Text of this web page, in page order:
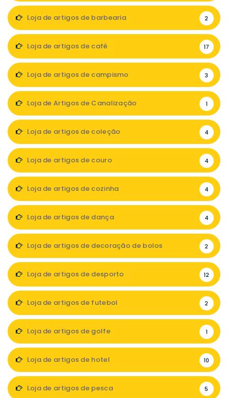
Loja de artigos de barbearia 2
Loja de artigos de café 17
Loja de artigos de campismo 3
Loja de Artigos de Canalização 1
Loja de artigos de coleção 4
Loja de artigos de couro 4
Loja de artigos de cozinha 4
Loja de artigos de dança 4
Loja de artigos de decoração de bolos 2
Loja de artigos de desporto 12
Loja de artigos de futebol 2
Loja de artigos de golfe 1
Loja de artigos de hotel 10
Loja de artigos de pesca 5